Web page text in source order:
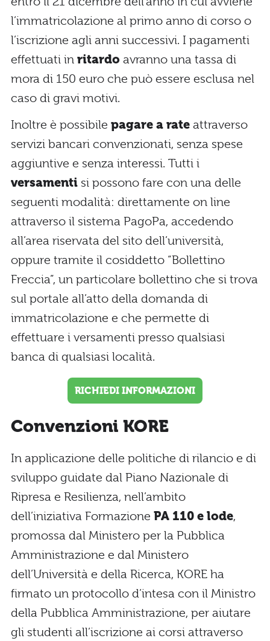
l’immatricolazione al primo anno di corso o
l’iscrizione agli anni successivi. I pagamenti
effettuati in ritardo avranno una tassa di
mora di 150 euro che può essere esclusa nel
caso di gravi motivi.
Inoltre è possibile pagare a rate attraverso
servizi bancari convenzionati, senza spese
aggiuntive e senza interessi. Tutti i
versamenti si possono fare con una delle
seguenti modalità: direttamente on line
attraverso il sistema PagoPa, accedendo
all’area riservata del sito dell’università,
oppure tramite il cosiddetto “Bollettino
Freccia”, un particolare bollettino che si trova
sul portale all’atto della domanda di
immatricolazione e che permette di
effettuare i versamenti presso qualsiasi
banca di qualsiasi località.
RICHIEDI INFORMAZIONI
Convenzioni KORE
In applicazione delle politiche di rilancio e di
sviluppo guidate dal Piano Nazionale di
Ripresa e Resilienza, nell’ambito
dell’iniziativa Formazione PA 110 e lode,
promossa dal Ministero per la Pubblica
Amministrazione e dal Ministero
dell’Università e della Ricerca, KORE ha
firmato un protocollo d’intesa con il Ministro
della Pubblica Amministrazione, per aiutare
gli studenti all’iscrizione ai corsi attraverso